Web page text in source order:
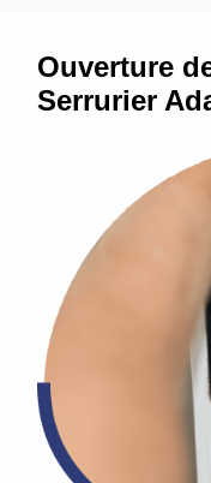
Ouverture
Serrurier